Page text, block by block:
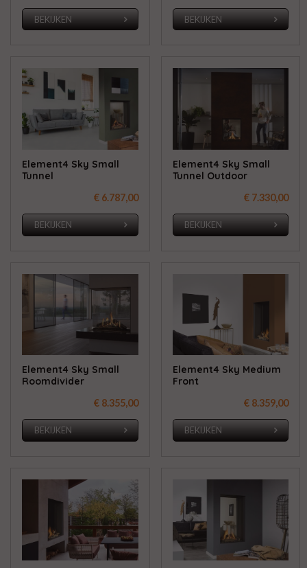
BEKIJKEN BEKIJKEN
Element4 Sky Small
Tunnel
€ 6.787,00
BEKIJKEN
Element4 Sky Small
Tunnel Outdoor
€ 7.330,00
BEKIJKEN
Element4 Sky Small
Roomdivider
€ 8.355,00
BEKIJKEN
Element4 Sky Medium
Front
€ 8.359,00
BEKIJKEN